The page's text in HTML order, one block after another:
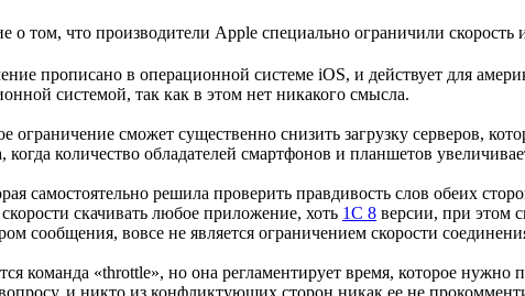
о том, что производители Apple специально ограничили скорость
прописано в операционной системе iOS, и действует для
системой, так как в этом нет никакого смысла.
сможет существенно снизить загрузку серверов,
количество обладателей смартфонов и планшетов
самостоятельно решила проверить правдивость слов обеих
скачивать любое приложение, хоть 1С 8 версии, при этом
сообщения, вовсе не является ограничением скорости
команда «throttle», но она регламентирует время, которое